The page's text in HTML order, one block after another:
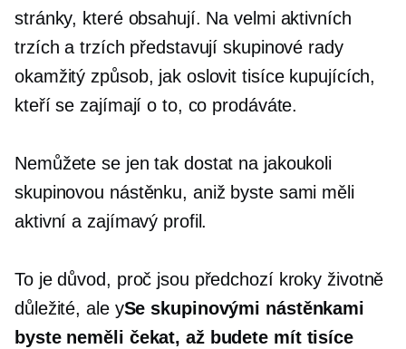
stránky, které obsahují. Na velmi aktivních
trzích a trzích představují skupinové rady
okamžitý způsob, jak oslovit tisíce kupujících,
kteří se zajímají o to, co prodáváte.
Nemůžete se jen tak dostat na jakoukoli
skupinovou nástěnku, aniž byste sami měli
aktivní a zajímavý profil.
To je důvod, proč jsou předchozí kroky životně
důležité, ale ySe skupinovými nástěnkami
byste neměli čekat, až budete mít tisíce